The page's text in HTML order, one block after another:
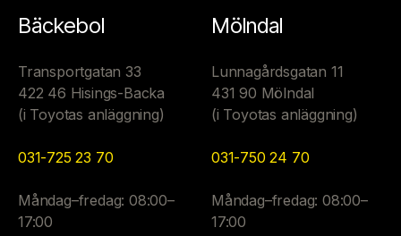
Bäckebol
Transportgatan 33
422 46 Hisings-Backa
(i Toyotas anläggning)
031-725 23 70
Måndag–fredag: 08:00–
17:00
Mölndal
Lunnagårdsgatan 11
431 90 Mölndal
(i Toyotas anläggning)
031-750 24 70
Måndag–fredag: 08:00–
17:00